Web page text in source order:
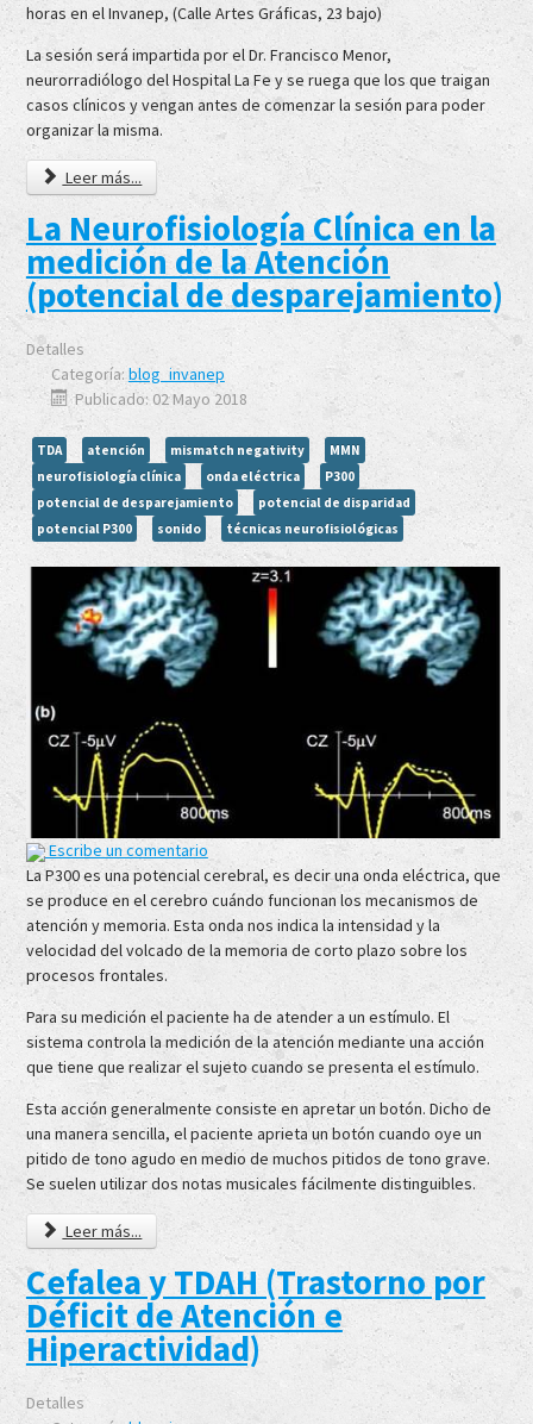
horas en el Invanep, (Calle Artes Gráficas, 23 bajo)
La sesión será impartida por el Dr. Francisco Menor,
neurorradiólogo del Hospital La Fe y se ruega que los que traigan
casos clínicos y vengan antes de comenzar la sesión para poder
organizar la misma.
Leer más...
La Neurofisiología Clínica en la
medición de la Atención
(potencial de desparejamiento)
Detalles
Categoría: blog_invanep
Publicado: 02 Mayo 2018
TDA atención mismatch negativity
MMN
neurofisiología clínica
onda eléctrica
P300
potencial de desparejamiento
potencial de disparidad
potencial P300
sonido técnicas neurofisiológicas
Escribe un comentario
La P300 es una potencial cerebral, es decir una onda eléctrica, que
se produce en el cerebro cuándo funcionan los mecanismos de
atención y memoria. Esta onda nos indica la intensidad y la
velocidad del volcado de la memoria de corto plazo sobre los
procesos frontales.
Para su medición el paciente ha de atender a un estímulo. El
sistema controla la medición de la atención mediante una acción
que tiene que realizar el sujeto cuando se presenta el estímulo.
Esta acción generalmente consiste en apretar un botón. Dicho de
una manera sencilla, el paciente aprieta un botón cuando oye un
pitido de tono agudo en medio de muchos pitidos de tono grave.
Se suelen utilizar dos notas musicales fácilmente distinguibles.
Leer más...
Cefalea y TDAH (Trastorno por
Déficit de Atención e
Hiperactividad)
Detalles